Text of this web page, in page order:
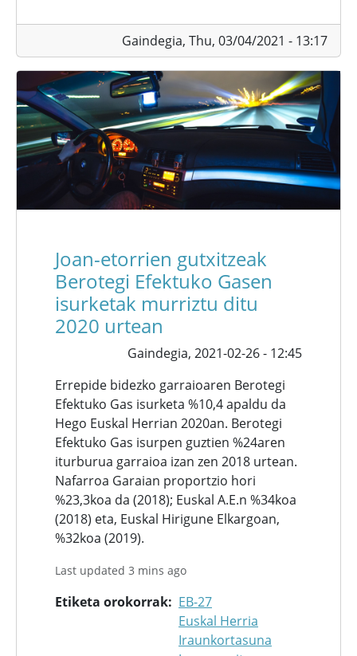
Gaindegia, Thu, 03/04/2021 - 13:17
Joan-etorrien gutxitzeak
Berotegi Efektuko Gasen
isurketak murriztu ditu
2020 urtean
Gaindegia, 2021-02-26 - 12:45
Errepide bidezko garraioaren Berotegi
Efektuko Gas isurketa %10,4 apaldu da
Hego Euskal Herrian 2020an. Berotegi
Efektuko Gas isurpen guztien %24aren
iturburua garraioa izan zen 2018 urtean.
Nafarroa Garaian proportzio hori
%23,3koa da (2018); Euskal A.E.n %34koa
(2018) eta, Euskal Hirigune Elkargoan,
%32koa (2019).
Last updated 3 mins ago
Etiketa orokorrak
EB-27
Euskal Herria
Iraunkortasuna